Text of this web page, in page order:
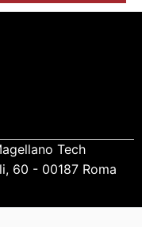
Tech
60 - 00187 Roma